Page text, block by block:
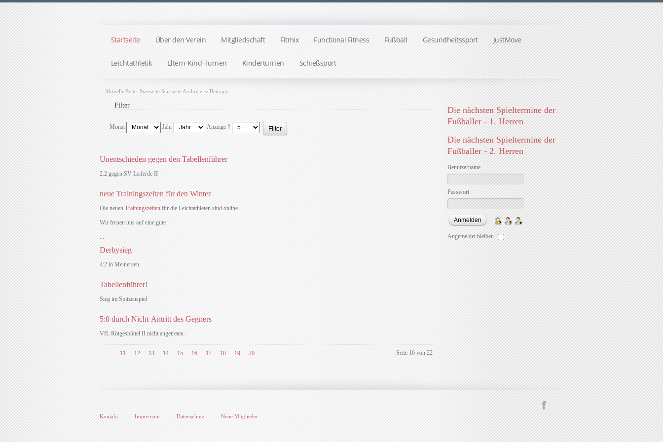
Startseite Über den Verein Mitgliedschaft Fitmix Functional Fitness Fußball Gesundheitssport JustMove
Leichtathletik Eltern-Kind-Turnen Kinderturnen Schießsport
Aktuelle Seite: Startseite Startseite Archivierte Beiträge
Die nächsten Spieltermine der
Fußballer - 1. Herren
Die nächsten Spieltermine der
Fußballer - 2. Herren
Benutzername
Passwort
Angemeldet bleiben
Filter
Monat Jahr Anzeige # Filter
Unentschieden gegen den Tabellenführer
2:2 gegen SV Leiferde II
neue Trainingszeiten für den Winter
Die neuen Trainingszeitenfür die Leichtathleten sind online.
Wir freuen uns auf eine gute
...
Derbysieg
4:2 in Meinersen.
Tabellenführer!
Sieg im Spitzenspiel
5:0 durch Nicht-Antritt des Gegners
VfL Rötgesbüttel II nicht angetreten.
Seite 16 von 22
11 12 13 14 15 16 17 18 19 20
Kontakt Impressum Datenschutz Neue Mitglieder